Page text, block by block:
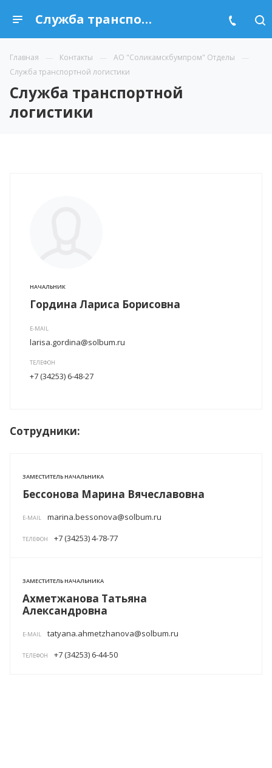
Служба транспортной логистики
Главная Контакты
АО "Соликамскбумпром" Отделы
Служба транспортной логистики
Служба транспортной
логистики
НАЧАЛЬНИК
Гордина Лариса Борисовна
E-MAIL
larisa.gordina@solbum.ru
ТЕЛЕФОН
+7 (34253) 6-48-27
Сотрудники:
ЗАМЕСТИТЕЛЬ НАЧАЛЬНИКА
Бессонова Марина Вячеславовна
E-MAIL marina.bessonova@solbum.ru
ТЕЛЕФОН +7 (34253) 4-78-77
ЗАМЕСТИТЕЛЬ НАЧАЛЬНИКА
Ахметжанова Татьяна
Александровна
E-MAIL tatyana.ahmetzhanova@solbum.ru
ТЕЛЕФОН +7 (34253) 6-44-50